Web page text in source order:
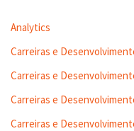
Analytics
Carreiras e
Carreiras e
Carreiras e
Carreiras e